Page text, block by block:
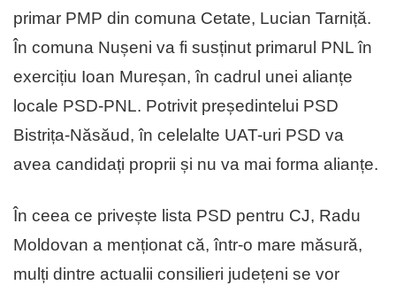
primar PMP din comuna Cetate, Lucian Tarniță.
În comuna Nușeni va fi susținut primarul PNL în
exercițiu Ioan Mureșan, în cadrul unei alianțe
locale PSD-PNL. Potrivit președintelui PSD
Bistrița-Năsăud, în celelalte UAT-uri PSD va
avea candidați proprii și nu va mai forma alianțe.
În ceea ce privește lista PSD pentru CJ, Radu
Moldovan a menționat că, într-o mare măsură,
mulți dintre actualii consilieri județeni se vor